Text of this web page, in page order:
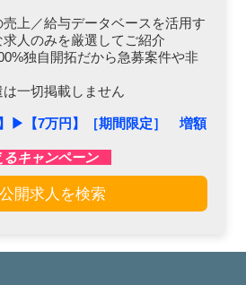
売上／給与データベースを活用す
人のみを厳選してご紹介
独自開拓だから急募案件や非
は一切掲載しません
▶︎【7万円】［期間限定］ 増額
キャンペーン
開求人を検索